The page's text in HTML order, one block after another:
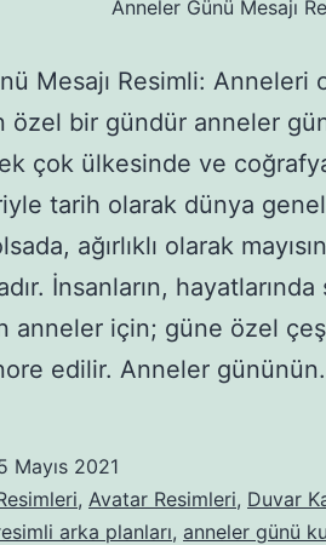
Anneler Günü Mesajı
Mesajı Resimli: Anneleri
özel bir gündür anneler
çok ülkesinde ve
tarih olarak dünya
ağırlıklı olarak
İnsanların,
anneler için; güne özel
edilir. Anneler
Mayıs 2021
, Avatar Resimleri, Duvar
arka planları, anneler günü